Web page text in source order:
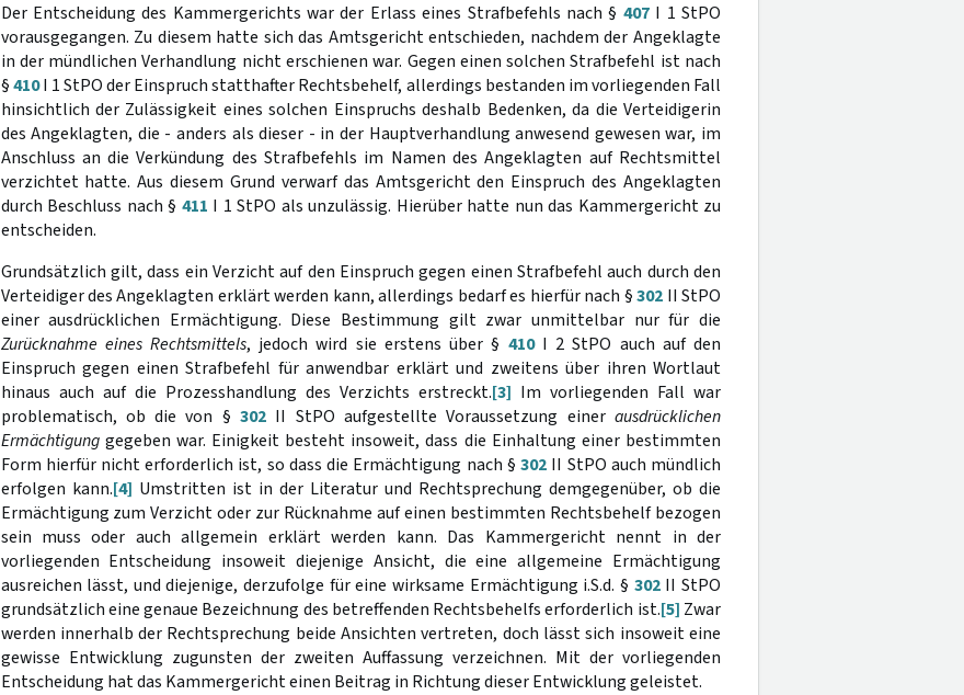
Der Entscheidung des Kammergerichts war der Erlass eines Strafbefehls nach § 407I 1 StPO
vorausgegangen. Zu diesem hatte sich das Amtsgericht entschieden, nachdem der Angeklagte
in der mündlichen Verhandlung nicht erschienen war. Gegen einen solchen Strafbefehl ist nach
§410I 1 StPO der Einspruch statthafter Rechtsbehelf, allerdings bestanden im vorliegenden Fall
hinsichtlich der Zulässigkeit eines solchen Einspruchs deshalb Bedenken, da die Verteidigerin
des Angeklagten, die - anders als dieser - in der Hauptverhandlung anwesend gewesen war, im
Anschluss an die Verkündung des Strafbefehls im Namen des Angeklagten auf Rechtsmittel
verzichtet hatte. Aus diesem Grund verwarf das Amtsgericht den Einspruch des Angeklagten
durch Beschluss nach § 411 I 1 StPO als unzulässig. Hierüber hatte nun das Kammergericht zu
entscheiden.
Grundsätzlich gilt, dass ein Verzicht auf den Einspruch gegen einen Strafbefehl auch durch den
Verteidiger des Angeklagten erklärt werden kann, allerdings bedarf es hierfür nach §302 II StPO
einer ausdrücklichen Ermächtigung. Diese Bestimmung gilt zwar unmittelbar nur für die
Zurücknahme eines Rechtsmittels, jedoch wird sie erstens über § 410I 2 StPO auch auf den
Einspruch gegen einen Strafbefehl für anwendbar erklärt und zweitens über ihren Wortlaut
hinaus auch auf die Prozesshandlung des Verzichts erstreckt.[3] Im vorliegenden Fall war
problematisch, ob die von §302 II StPO aufgestellte Voraussetzung einerausdrücklichen
Ermächtigunggegeben war. Einigkeit besteht insoweit, dass die Einhaltung einer bestimmten
Form hierfür nicht erforderlich ist, so dass die Ermächtigung nach §302 II StPO auch mündlich
erfolgen kann.[4] Umstritten ist in der Literatur und Rechtsprechung demgegenüber, ob die
Ermächtigung zum Verzicht oder zur Rücknahme auf einen bestimmten Rechtsbehelf bezogen
sein muss oder auch allgemein erklärt werden kann. Das Kammergericht nennt in der
vorliegenden Entscheidung insoweit diejenige Ansicht, die eine allgemeine Ermächtigung
ausreichen lässt, und diejenige, derzufolge für eine wirksame Ermächtigung i.S.d. § 302II StPO
grundsätzlich eine genaue Bezeichnung des betreffenden Rechtsbehelfs erforderlich ist.[5] Zwar
werden innerhalb der Rechtsprechung beide Ansichten vertreten, doch lässt sich insoweit eine
gewisse Entwicklung zugunsten der zweiten Auffassung verzeichnen. Mit der vorliegenden
Entscheidung hat das Kammergericht einen Beitrag in Richtung dieser Entwicklung geleistet.